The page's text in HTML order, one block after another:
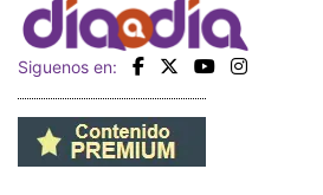
Siguenos en: